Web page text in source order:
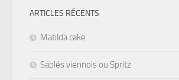
ARTICLES RÉCENTS
Matilda cake
Sablés viennois ou Spritz